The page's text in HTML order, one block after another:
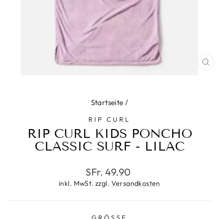
Startseite /
RIP CURL
RIP CURL KIDS PONCHO
CLASSIC SURF - LILAC
Normaler
Preis
SFr. 49.90
inkl. MwSt. zzgl. Versandkosten
GRÖSSE